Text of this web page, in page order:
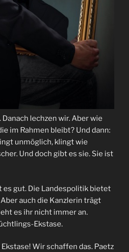
lechzen wir. Aber wie
im Rahmen bleibt? Und dann:
unmöglich, klingt wie
Und doch gibt es sie. Sie ist
es gut. Die Landespolitik bietet
auch die Kanzlerin trägt
es ihr nicht immer an.
Ekstase.
Wir schaffen das. Paetz